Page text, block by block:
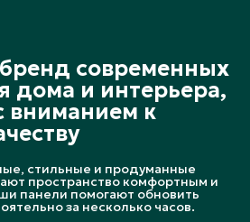
современных
дома и интерьера,
вниманием к
стильные и продуманные
пространство комфортным и
панели помогают обновить
за несколько часов.